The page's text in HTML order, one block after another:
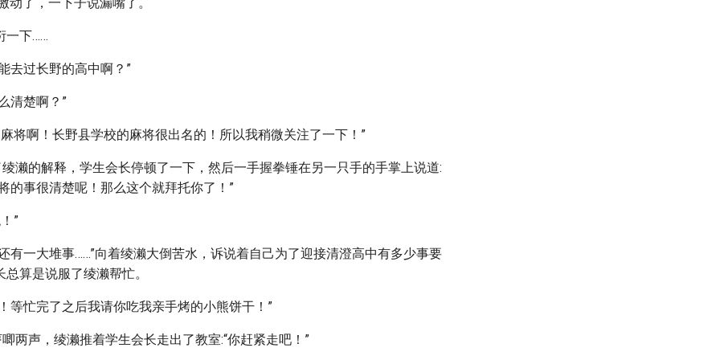
一下……
去过长野的高中啊？”
清楚啊？”
将啊！长野县学校的麻将很出名的！所以我稍微关注了一下！”
绫濑的解释，学生会长停顿了一下，然后一手握拳锤在另一只手的手掌上说道:
的事很清楚呢！那么这个就拜托你了！”
”
有一大堆事……”向着绫濑大倒苦水，诉说着自己为了迎接清澄高中有多少事要
算是说服了绫濑帮忙。
等忙完了之后我请你吃我亲手烤的小熊饼干！”
唧两声，绫濑推着学生会长走出了教室:“你赶紧走吧！”